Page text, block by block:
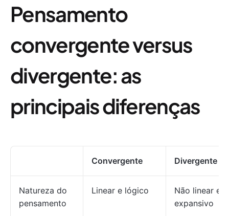
Pensamento
convergente versus
divergente: as
principais diferenças
Convergente Divergente
Natureza do
pensamento
Linear e lógico
Não linear e
expansivo